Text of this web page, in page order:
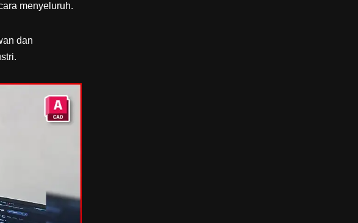
menyeluruh.
dan